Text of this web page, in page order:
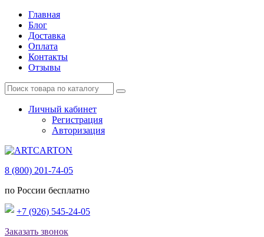
Главная
Блог
Доставка
Оплата
Контакты
Отзывы
Личный кабинет
Регистрация
Авторизация
8 (800) 201-74-05
по России бесплатно
+7 (926) 545-24-05
Заказать звонок